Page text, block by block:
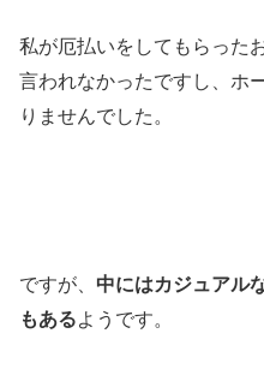
私が厄払いをしてもらった
言われなかったですし、ホ
りませんでした。
ですが、 中にはカジュアル
もあるようです。